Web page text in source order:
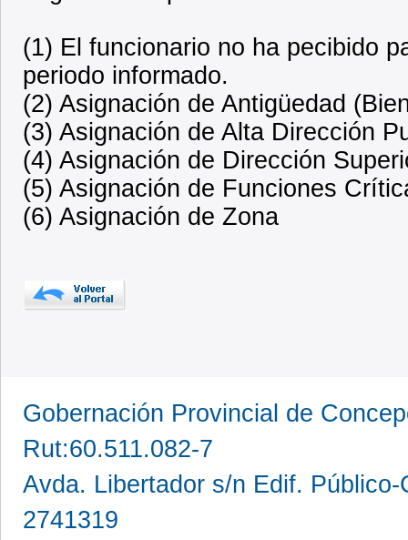
(1) El funcionario no ha pecibido
periodo informado.
(2) Asignación de Antigüedad
(3) Asignación de Alta Dirección
(4) Asignación de Dirección
(5) Asignación de Funciones
(6) Asignación de Zona
Gobernación Provincial de
Rut:60.511.082-7
Avda. Libertador s/n Edif.
2741319